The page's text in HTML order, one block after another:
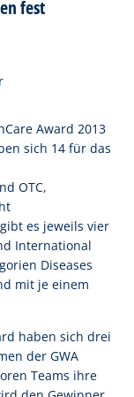
fest
Award 2013
sich 14 für das
OTC,
es jeweils vier
International
Diseases
mit je einem
haben sich drei
der GWA
Teams ihre